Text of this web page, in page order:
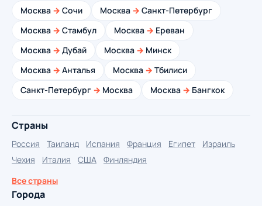
Москва → Сочи Москва → Санкт-Петербург
Москва → Стамбул Москва → Ереван
Москва → Дубай Москва → Минск
Москва → Анталья Москва → Тбилиси
Санкт-Петербург → Москва Москва → Бангкок
Страны
Россия Таиланд Испания Франция Египет
Израиль
Чехия
Италия США
Финляндия
Все страны
Города